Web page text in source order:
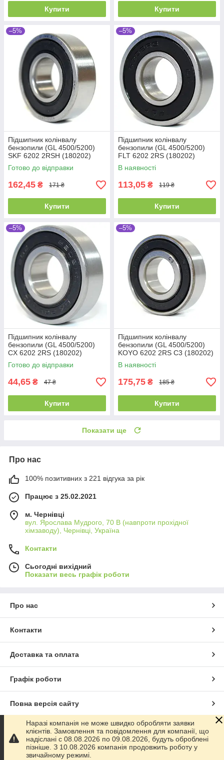
Купити Купити
–5%
Підшипник колінвалу
бензопили (GL 4500/5200)
SKF 6202 2RSH (180202)
Промислова упаковка
(15x35x11)
Готово до відправки
162,45 ₴ 171 ₴
Купити
–5%
Підшипник колінвалу
бензопили (GL 4500/5200)
FLT 6202 2RS (180202)
(15x35x11)
В наявності
113,05 ₴ 119 ₴
Купити
–5%
Підшипник колінвалу
бензопили (GL 4500/5200)
CX 6202 2RS (180202)
(15x35x11)
Готово до відправки
44,65 ₴ 47 ₴
Купити
–5%
Підшипник колінвалу
бензопили (GL 4500/5200)
KOYO 6202 2RS C3 (180202)
(15x35x11)
В наявності
175,75 ₴ 185 ₴
Купити
Показати ще
Про нас
100% позитивних з 221 відгука за рік
Працює з 25.02.2021
м. Чернівці
вул. Ярослава Мудрого, 70 В (навпроти прохідної
хімзаводу), Чернівці, Україна
Контакти
Сьогодні вихідний
Показати весь графік роботи
Про нас
Контакти
Доставка та оплата
Графік роботи
Повна версія сайту
Сайт створено на маркетплейсіProm.ua
Політика конфіденційності
Наразі компанія не може швидко обробляти заявки
клієнтів. Замовлення та повідомлення для компанії, що
надіслані с 08.08.2026 по 09.08.2026, будуть оброблені
пізніше. З 10.08.2026 компанія продовжить роботу у
звичайному режимі.